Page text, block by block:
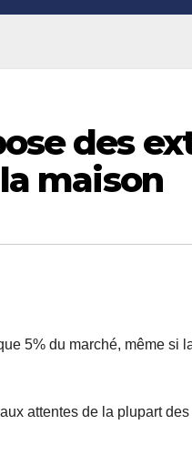
des
maison
5% du marché, même si
attentes de la plupart